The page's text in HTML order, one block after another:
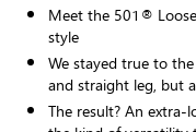
Meet the 501®
style
We stayed true to
and straight leg, but
The result? An extra-